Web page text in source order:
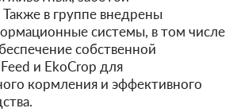
в группе внедрены
системы, в том числе
собственной
и EkoCrop для
кормления и эффективного